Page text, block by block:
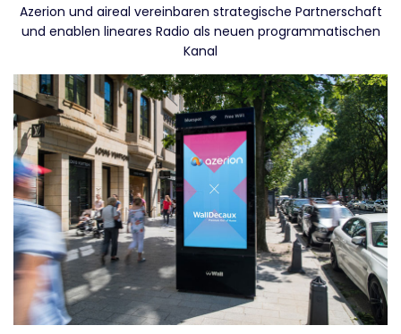
Azerion und aireal vereinbaren strategische Partnerschaft
und enablen lineares Radio als neuen programmatischen
Kanal